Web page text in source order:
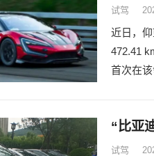
试驾
近日，
472.41
首次在
“比亚
试驾